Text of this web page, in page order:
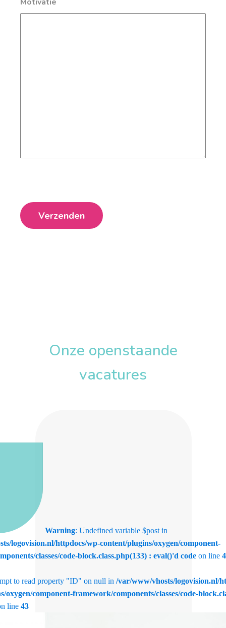
Verzenden
Onze openstaande
vacatures
Warning: Undefined variable $post in
logovision.nl/httpdocs/wp-content/plugins/oxygen/component-
classes/code-block.class.php(133) : eval()'d codeon line
to read property "ID" on null in /var/www/vhosts/logovision.nl/
oxygen/component-framework/components/classes/code-
line 43